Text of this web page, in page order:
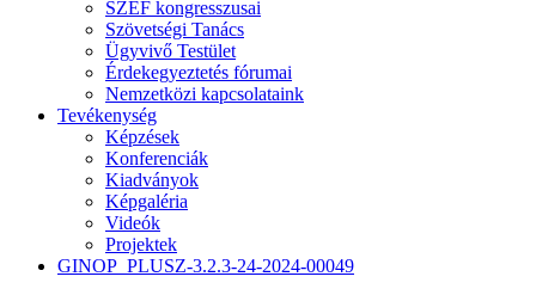
SZEF kongresszusai
Szövetségi Tanács
Ügyvivő Testület
Érdekegyeztetés fórumai
Nemzetközi kapcsolataink
Tevékenység
Képzések
Konferenciák
Kiadványok
Képgaléria
Videók
Projektek
GINOP_PLUSZ-3.2.3-24-2024-00049